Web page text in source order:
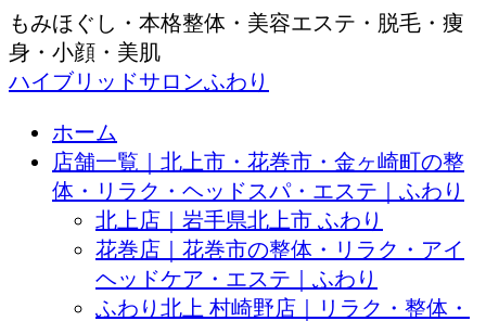
もみほぐし・本格整体・美容エステ・脱毛・痩
身・小顔・美肌
ハイブリッドサロンふわり
ホーム
店舗一覧｜北上市・花巻市・金ヶ崎町の整
体・リラク・ヘッドスパ・エステ｜ふわり
北上店｜岩手県北上市 ふわり
花巻店｜花巻市の整体・リラク・アイ
ヘッドケア・エステ｜ふわり
ふわり北上 村崎野店｜リラク・整体・